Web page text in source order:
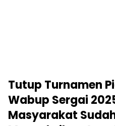
Tutup Turnamen
Wabup Sergai
Masyarakat